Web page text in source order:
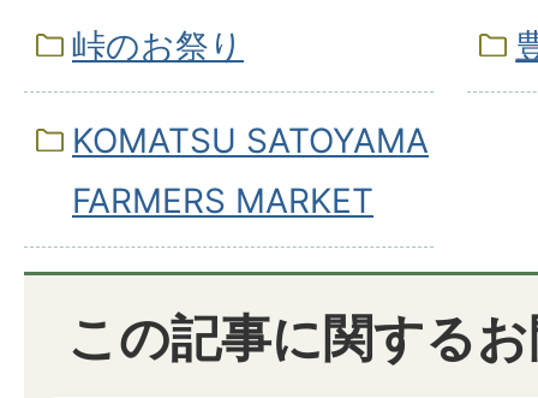
峠のお祭り
KOMATSU SATOYAMA
FARMERS MARKET
この記事に関する